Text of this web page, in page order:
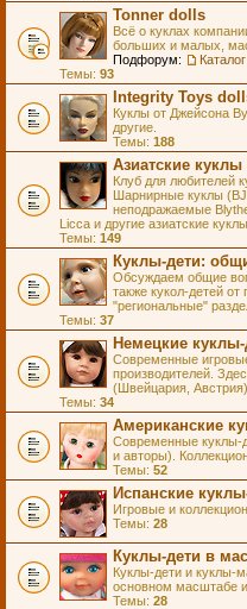
Tonner dolls
Всё о куклах
больших и малых,
Подфорум:
Темы: 93
Integrity Toys
Куклы от Джейсона
другие.
Темы: 188
Азиатские куклы
Клуб для любителей
Шарнирные куклы
неподражаемые
Licca и другие азиатские куклы.
Темы: 149
Куклы-дети:
Обсуждаем общие
также кукол-детей
"региональные"
Темы: 37
Немецкие куклы-
Современные
производителей.
(Швейцария, Австрия)
Темы: 34
Американские
Современные куклы-
и авторы).
Темы: 52
Испанские
Игровые и
Темы: 28
Куклы-дети в
Куклы-дети и куклы-
основном масштабе
Темы: 28